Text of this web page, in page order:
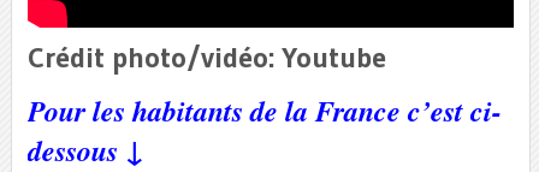
Crédit photo/vidéo: Youtube
Pour les habitants de la France c’est ci-
dessous ↓